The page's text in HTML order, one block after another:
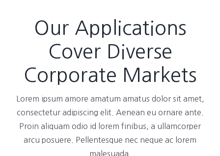
Our Applications
Cover Diverse
Corporate Markets
Lorem ipsum amore amatum amatus dolor sit amet,
consectetur adipiscing elit. Aenean eu ornare ante.
Proin aliquam odio id lorem finibus, a ullamcorper
arcu posuere. Pellentesque nec neque ac lorem
malesuada.